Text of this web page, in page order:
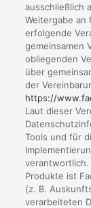
ausschließlich
Weitergabe an
erfolgende
gemeinsamen
obliegenden
über
der
https://
Laut dieser
Tools und für
verantwortlich.
Produkte ist
(z. B.
verarbeiteten